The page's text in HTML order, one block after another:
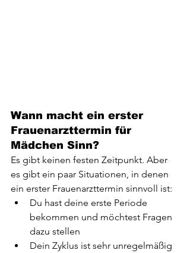
Wann macht ein erster
Frauenarzttermin für
Mädchen Sinn?
Es gibt keinen festen Zeitpunkt. Aber
es gibt ein paar Situationen, in denen
ein erster Frauenarzttermin sinnvoll ist:
Du hast deine erste Periode
bekommen und möchtest Fragen
dazu stellen
Dein Zyklus ist sehr unregelmäßig